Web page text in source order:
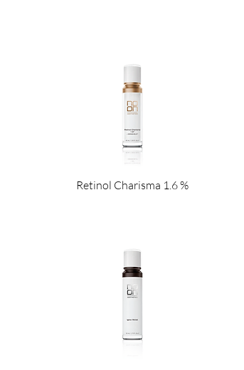
Retinol Charisma 1.6 %